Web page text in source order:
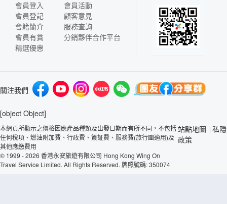
會員登入
會員登記
會籍簡介
會員有賞
精選優惠
會員活動
顧客意見
服務查詢
分銷夥伴合作平台
關注我們
[object Object]
本網頁所顯示之價格因應產品種類及出發日期而有所不同，不包括
任何稅項、燃油附加費、行政費、簽証費、服務費(旅行團適用)及
其他應繳費用
© 1999 - 2026 香港永安旅遊有限公司 Hong Kong Wing On
Travel Service Limited. All Rights Reserved. 牌照號碼: 350074
站點地圖 | 私隱
政策